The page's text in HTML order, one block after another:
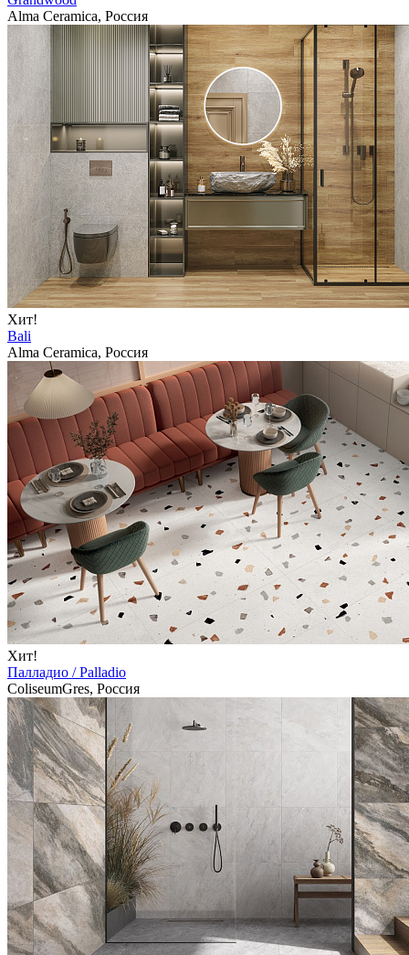
Alma Ceramica, Россия
Хит!
Bali
Alma Ceramica, Россия
Хит!
Палладио / Palladio
ColiseumGres, Россия